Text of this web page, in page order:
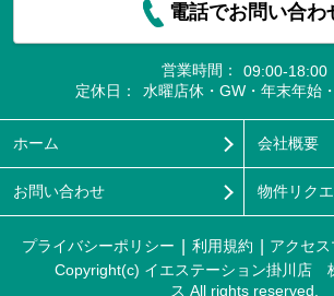
電話でお問い合わ
営業時間：
09:00-18:00
定休日：
水曜店休・GW・年末年始
ホーム 会社概要
お問い合わせ 物件リク
プライバシーポリシー 利用規約 アクセ
Copyright(c) イエステーション掛川店
ス All rights reserved.